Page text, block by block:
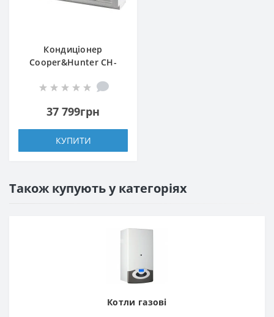
Кондиціонер
Cooper&Hunter CH-
37 799грн
КУПИТИ
Також купують у категоріях
Котли газові